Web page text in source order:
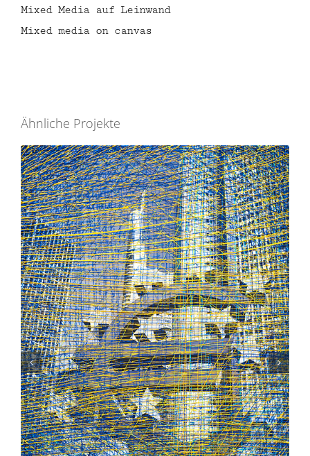
Mixed Media auf Leinwand
Mixed media on canvas
Ähnliche Projekte